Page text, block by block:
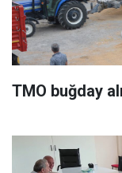
TMO buğday